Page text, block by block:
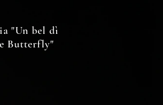
"Un bel dì
Butterfly"